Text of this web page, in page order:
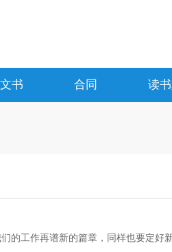
书 合同 读
的工作再谱新的篇章，同样也要定好